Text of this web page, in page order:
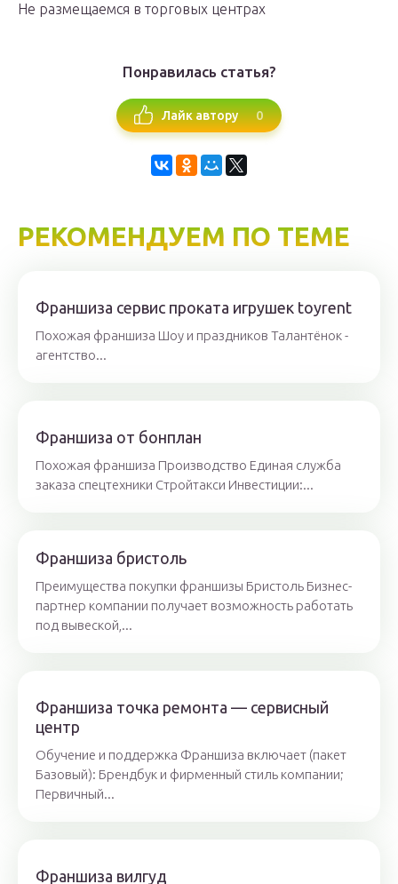
Не размещаемся в торговых центрах
Понравилась статья?
Лайк автору 0
РЕКОМЕНДУЕМ ПО ТЕМЕ
Франшиза сервис проката игрушек toyrent
Похожая франшиза Шоу и праздников Талантёнок -
агентство...
Франшиза от бонплан
Похожая франшиза Производство Единая служба
заказа спецтехники Стройтакси Инвестиции:...
Франшиза бристоль
Преимущества покупки франшизы Бристоль Бизнес-
партнер компании получает возможность работать
под вывеской,...
Франшиза точка ремонта — сервисный
центр
Обучение и поддержка Франшиза включает (пакет
Базовый): Брендбук и фирменный стиль компании;
Первичный...
Франшиза вилгуд